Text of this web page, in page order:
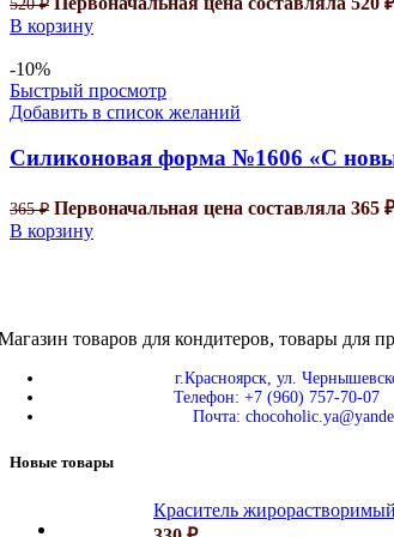
В корзину
-10%
Быстрый просмотр
Добавить в список желаний
Силиконовая форма №1606 «С
365₽ Первоначальная цена составляла 365
В корзину
товаров для кондитеров, товары для
г.Красноярск, ул.
Телефон: +7 (960) 757-70-07
Почта:
Новые товары
Краситель